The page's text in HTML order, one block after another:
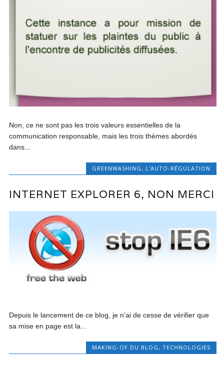
Non, ce ne sont pas les trois valeurs essentielles de la
communication responsable, mais les trois thèmes abordés
dans...
GREENWASHING , L'AUTO-RÉGULATION
INTERNET EXPLORER 6, NON MERCI
Depuis le lancement de ce blog, je n’ai de cesse de vérifier que
sa mise en page est la...
MAKING-OF DU BLOG , TECHNOLOGIES